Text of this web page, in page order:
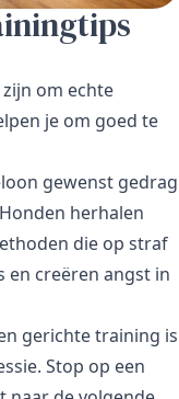
om echte
je om goed te
gewenst gedrag
herhalen
die op straf
en creëren angst in
gerichte training is
Stop op een